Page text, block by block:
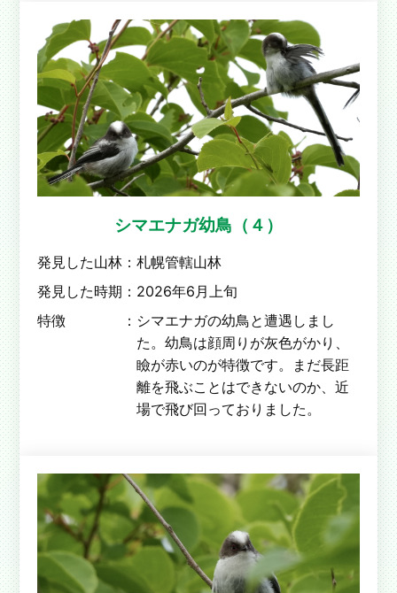
シマエナガ幼鳥（４）
発見した山林：札幌管轄山林
発見した時期： 2026年6月上旬
特徴 ： シマエナガの幼鳥と遭遇しまし
た。幼鳥は顔周りが灰色がかり、
瞼が赤いのが特徴です。まだ長距
離を飛ぶことはできないのか、近
場で飛び回っておりました。